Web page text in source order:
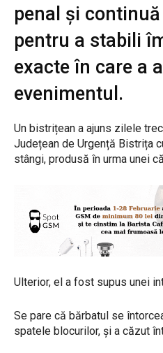
penal și
pentru a stabili
exacte în care a
evenimentul.
Un bistrițean a ajuns zilele
Județean de Urgență Bistrița
stângi, produsă în urma unei
Ulterior, el a fost supus unei
Se pare că bărbatul se
spatele blocurilor, și a căzut